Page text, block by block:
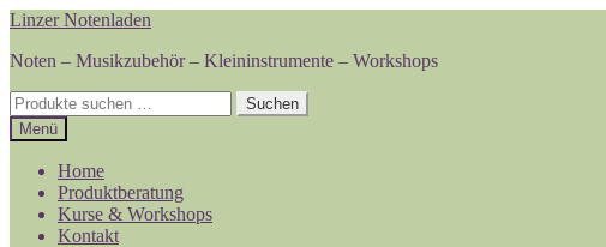
Zur
springen
Zum
springen
Linzer Notenladen
Noten – Musikzubehör – Kleininstrumente – Workshops
Suchen
nach:
Suchen
Menü
Home
Produktberatung
Kurse & Workshops
Kontakt